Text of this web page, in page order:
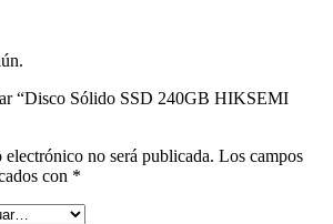
“Disco Sólido SSD 240GB HIKSEMI
no será publicada. Los campos
con *